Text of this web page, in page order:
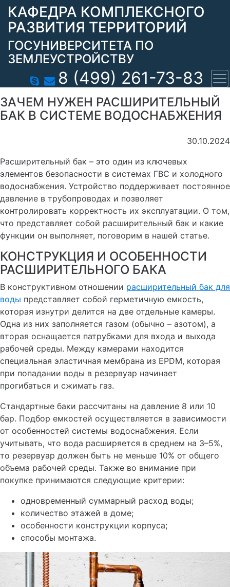
КАФЕДРА КОМПЛЕКСНОГО
РАЗВИТИЯ ТЕРРИТОРИЙ
ГОСУНИВЕРСИТЕТА ПО
ЗЕМЛЕУСТРОЙСТВУ
8 (499) 261-73-83
ЗАЧЕМ НУЖЕН РАСШИРИТЕЛЬНЫЙ
БАК В СИСТЕМЕ ВОДОСНАБЖЕНИЯ
30.10.2024
Расширительный бак – это один из ключевых
элементов безопасности в системах ГВС и холодного
водоснабжения. Устройство поддерживает постоянное
давление в трубопроводах и позволяет
контролировать корректность их эксплуатации. О том,
что представляет собой расширительный бак и какие
функции он выполняет, поговорим в нашей статье.
КОНСТРУКЦИЯ И ОСОБЕННОСТИ
РАСШИРИТЕЛЬНОГО БАКА
В конструктивном отношении расширительный бак для
воды представляет собой герметичную емкость,
которая изнутри делится на две отдельные камеры.
Одна из них заполняется газом (обычно – азотом), а
вторая оснащается патрубками для входа и выхода
рабочей среды. Между камерами находится
специальная эластичная мембрана из EPDM, которая
при попадании воды в резервуар начинает
прогибаться и сжимать газ.
Стандартные баки рассчитаны на давление 8 или 10
бар. Подбор емкостей осуществляется в зависимости
от особенностей системы водоснабжения. Если
учитывать, что вода расширяется в среднем на 3–5%,
то резервуар должен быть не меньше 10% от общего
объема рабочей среды. Также во внимание при
покупке принимаются следующие критерии:
одновременный суммарный расход воды;
количество этажей в доме;
особенности конструкции корпуса;
способы монтажа.